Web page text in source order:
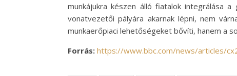
munkájukra készen álló fiatalok integrálása
vonatvezetői pályára akarnak lépni, nem
munkaerőpiaci lehetőségeket bővíti, hanem a
Forrás: https://www.bbc.com/news/articles/